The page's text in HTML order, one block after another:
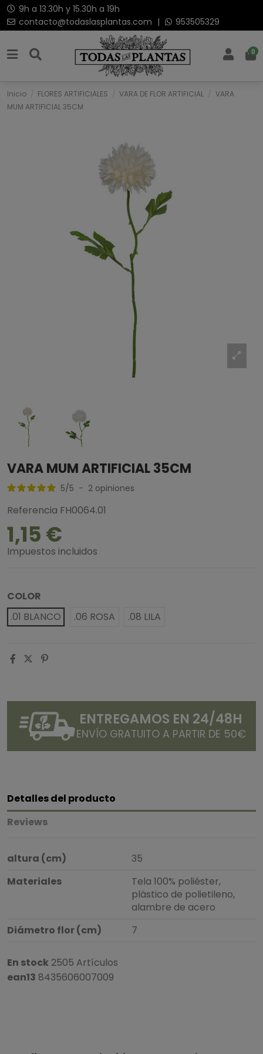
9h a 13.30h y 15.30h a 19h
contacto@todaslasplantas.com | 953505329
0
Inicio FLORES ARTIFICIALES VARA DE FLOR ARTIFICIAL
VARA
MUM ARTIFICIAL 35CM
VARA MUM ARTIFICIAL 35CM
5/5 - 2 opiniones
Referencia FH0064.01
1,15 €
Impuestos incluidos
COLOR
.01 BLANCO
.06 ROSA .08 LILA
ENTREGAMOS EN 24/48H
ENVÍO GRATUITO A PARTIR DE 50€
Detalles del producto
Reviews
altura (cm)
35
Materiales
Tela 100% poliéster,
plástico de polietileno,
alambre de acero
Diámetro flor (cm)
7
En stock 2505 Artículos
ean13 8435606007009